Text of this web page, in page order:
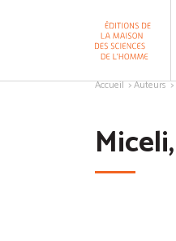
Accueil Auteurs